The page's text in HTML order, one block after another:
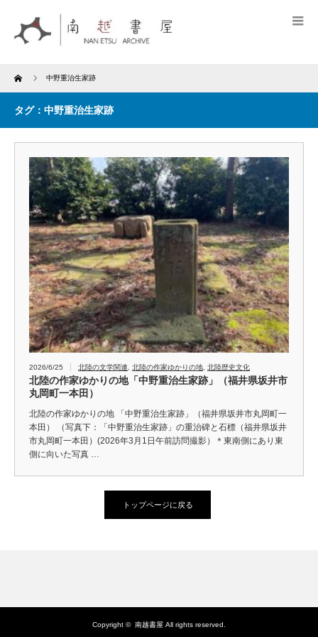
Home 中野重治生家跡
タグ：中野重治生家跡
2026/6/25 北陸の文学関連 北陸の作家ゆかりの地 北陸歴史文化
北陸の作家ゆかりの地「中野重治生家跡」（福井県坂井市
丸岡町一本田）
北陸の作家ゆかりの地 「中野重治生家跡」（福井県坂井市丸岡町一
本田） （写真下：「中野重治生家跡」の重治碑と石標（福井県坂井
市丸岡町一本田）(2026年3月1日午前訪問撮影）＊東南側にあり東
側に向いた写真 …
トップページに戻る
Copyright © 南越書屋 All rights reserved.